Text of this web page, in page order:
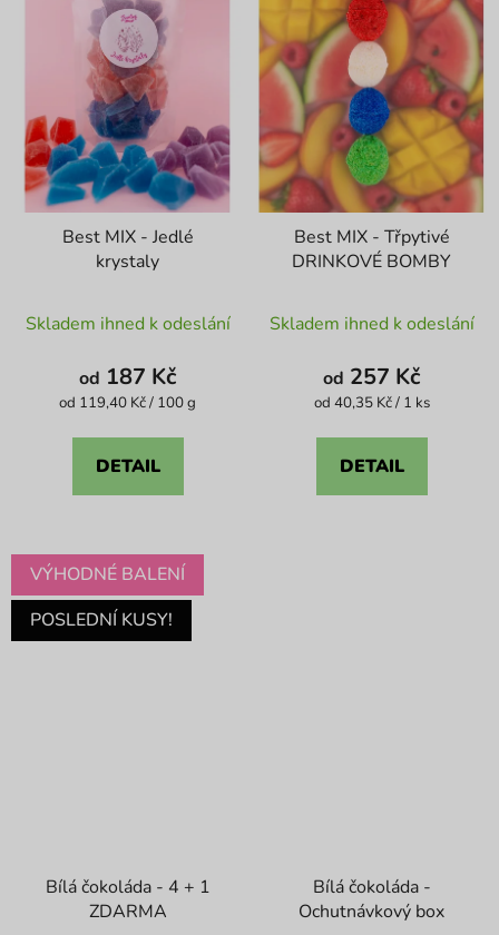
Best MIX - Jedlé
krystaly
hodnocení
produktu
je
z
Skladem ihned k odeslání
od 187 Kč
Měrná
od 119,40 Kč / 100 g
DETAIL
Best MIX - Třpytivé
DRINKOVÉ BOMBY
hodnocení
produktu
je
z
Skladem ihned k odeslání
od 257 Kč
Měrná
od 40,35 Kč / 1 ks
DETAIL
VÝHODNÉ BALENÍ
POSLEDNÍ KUSY!
Bílá čokoláda - 4 + 1
ZDARMA
Bílá čokoláda -
Ochutnávkový box